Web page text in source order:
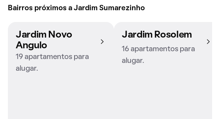
Bairros próximos a Jardim Sumarezinho
Jardim Novo
Angulo
19 apartamentos para
alugar.
Jardim Rosolem
16 apartamentos para
alugar.